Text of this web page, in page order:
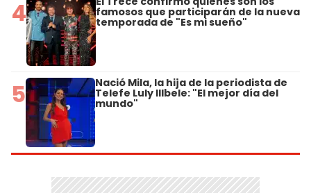
4 famosos que participarán de la nueva
temporada de "Es mi sueño"
5 Nació Mila, la hija de la periodista de
Telefe Luly Illbele: "El mejor día del
mundo"